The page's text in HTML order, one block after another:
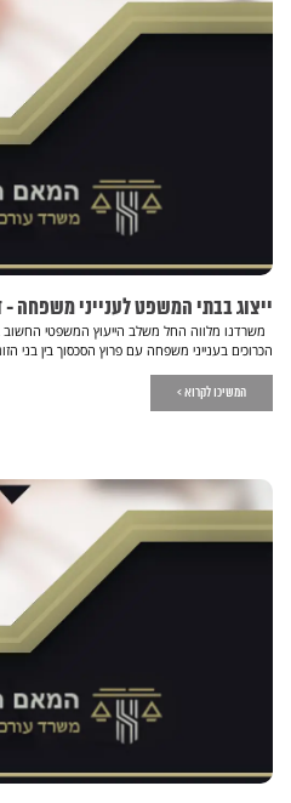
ייצוג בבתי המשפט לענייני משפחה
משרדנו מלווה החל משלב הייעוץ המשפטי החשוב
הכרוכים בענייני משפחה עם פרוץ הסכסוך בין בני
המשיכו לקרוא >